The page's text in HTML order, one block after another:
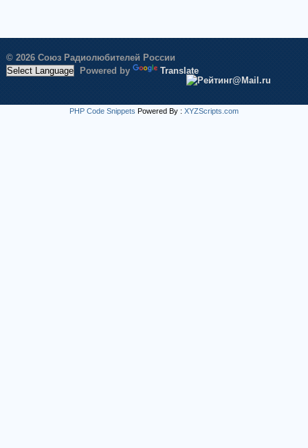
© 2026 Союз Радиолюбителей России
Powered by
Translate
PHP Code Snippets Powered By : XYZScripts.com